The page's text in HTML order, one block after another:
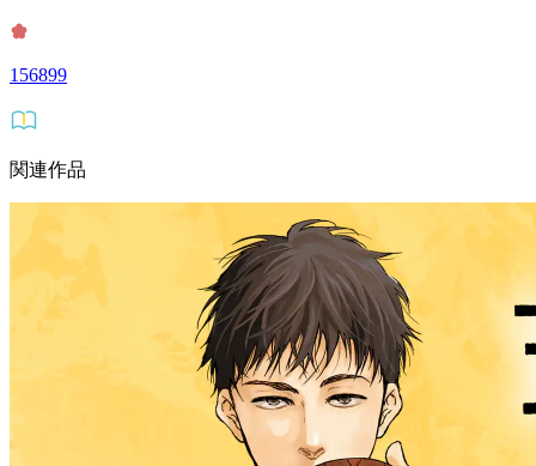
156899
関連作品